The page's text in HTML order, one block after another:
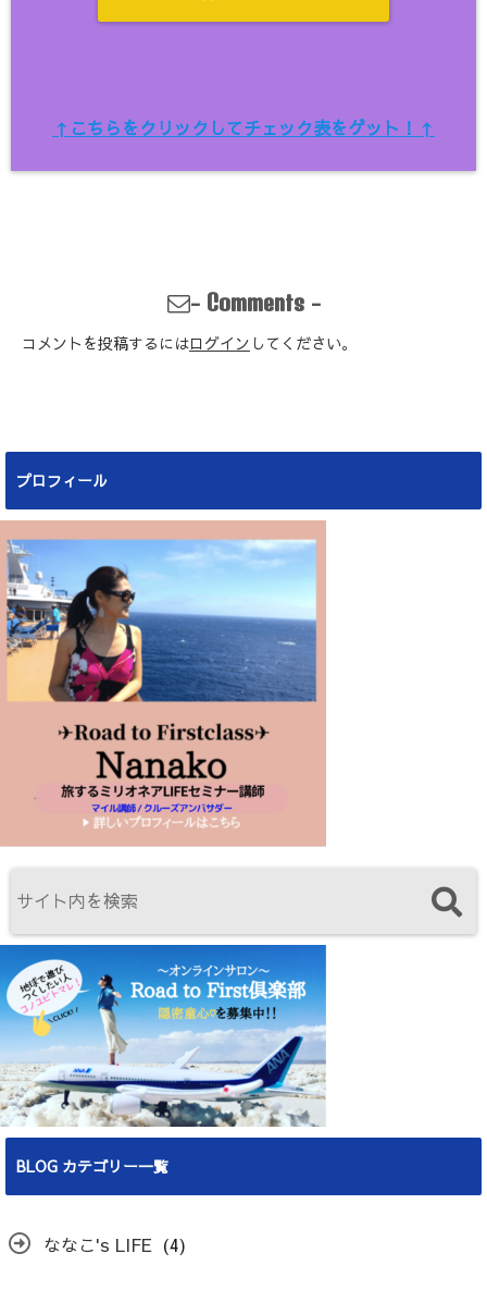
↑こちらをクリックしてチェック表をゲット！↑
- Comments-
コメントを投稿するにはログイン してください。
プロフィール
BLOG カテゴリー一覧
ななこ's LIFE (4)